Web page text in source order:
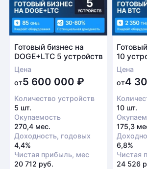
Готовый бизнес на
DOGE+LTC 5 устройств
Цена
от5 600 000 ₽
Количество устройств
5 шт.
Окупаемость
270,4 мес.
Доходность, годовых
4,4%
Чистая прибыль, мес
20 712 руб.
10
Цена
от4
10 шт.
175,3
6,8%
Чистая
24 526